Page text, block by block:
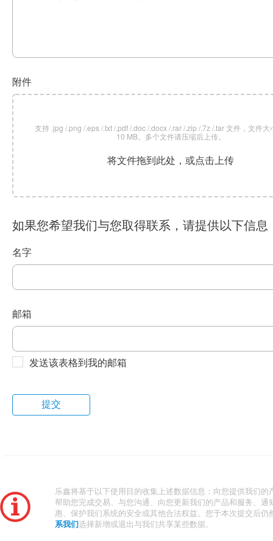
附件
支持 .jpg /.png /.eps /.txt /.pdf /.doc /.docx /.rar /.zip /.7z /.tar 文件，文件大
10 MB。多个文件请压缩后上传。
将文件拖到此处，或点击上传
如果您希望我们与您取得联系，请提供以下信息
名字
邮箱
发送该表格到我的邮箱
乐鑫将基于以下使用目的收集上述数据信息：向您提供我们的
帮助您完成交易、与您沟通、向您更新我们的产品和服务、通
惠、保护我们系统的安全或其他合法权益。您于本次提交后仍
系我们 选择新增或退出与我们共享某些数据。